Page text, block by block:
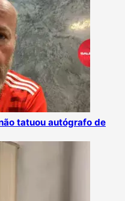
tatuou autógrafo de